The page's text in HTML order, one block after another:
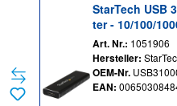
StarTech USB
ter - 10/100/
erSpeed auf
pter - USB 3.0
Art. Nr.: 1051906
Hersteller:
OEM-Nr.
EAN: